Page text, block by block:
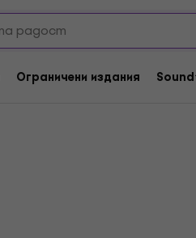
Ограничени издания